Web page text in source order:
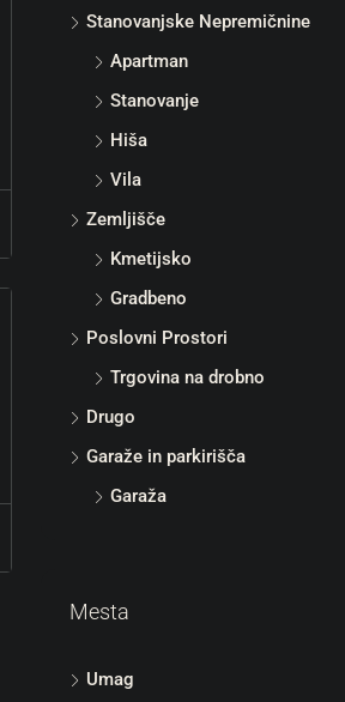
Stanovanjske Nepremičnine
Apartman
Stanovanje
Hiša
Vila
Zemljišče
Kmetijsko
Gradbeno
Poslovni Prostori
Trgovina na drobno
Drugo
Garaže in parkirišča
Garaža
Mesta
Umag